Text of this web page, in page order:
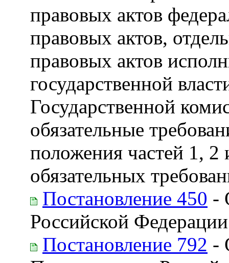
правовых актов
правовых актов,
правовых актов
государственной
Государственной
обязательные
положения частей 1, 2
обязательных
Постановление 450 -
Российской Федерации
Постановление 792 -